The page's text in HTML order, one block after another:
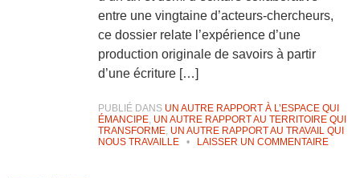
entre une vingtaine d’acteurs-chercheurs,
ce dossier relate l’expérience d’une
production originale de savoirs à partir
d’une écriture […]
PUBLIÉ DANS UN AUTRE RAPPORT À L’ESPACE QUI
ÉMANCIPE, UN AUTRE RAPPORT AU TERRITOIRE QUI
TRANSFORME, UN AUTRE RAPPORT AU TRAVAIL QUI
NOUS TRAVAILLE
• LAISSER UN COMMENTAIRE